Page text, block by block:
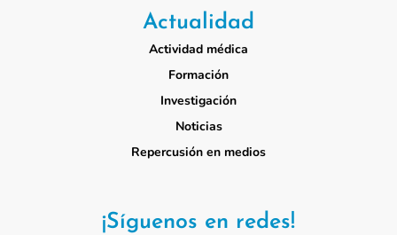
Actualidad
Actividad médica
Formación
Investigación
Noticias
Repercusión en medios
¡Síguenos en redes!